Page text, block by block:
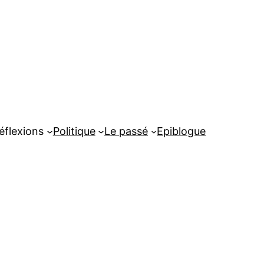
Politique Le passé Epiblogue